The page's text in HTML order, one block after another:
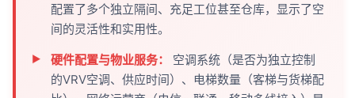
配置了多个独立隔间、充足工位甚至仓库，显示了空
间的灵活性和实用性。
硬件配置与物业服务：
空调系统（是否为独立控制
的VRV空调、供应时间）、电梯数量（客梯与货梯配